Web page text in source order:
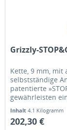
Grizzly-
Kette, 9 mm, mit
selbstständige
patentierte
gewährleisten
selbst während
Inhalt4.1 Kilogramm
202,30 €